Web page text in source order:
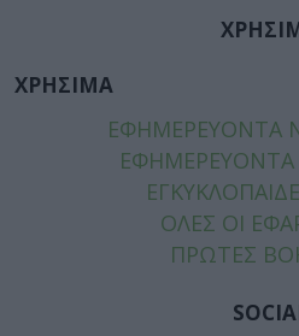
ΧΡΗΣΙΜΑ
ΕΦΗΜΕΡΕΥΟΝΤΑ
ΕΦΗΜΕΡΕΥΟΝΤΑ
ΟΛΕΣ ΟΙ
ΠΡΩΤΕΣ